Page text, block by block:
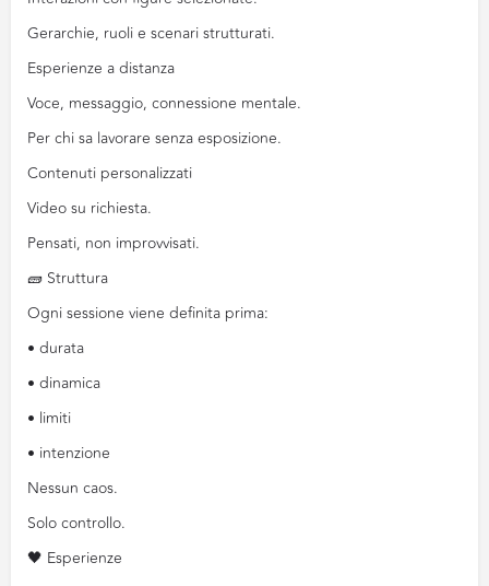
Gerarchie, ruoli e scenari strutturati.
Esperienze a distanza
Voce, messaggio, connessione mentale.
Per chi sa lavorare senza esposizione.
Contenuti personalizzati
Video su richiesta.
Pensati, non improvvisati.
🧱 Struttura
Ogni sessione viene definita prima:
• durata
• dinamica
• limiti
• intenzione
Nessun caos.
Solo controllo.
🖤 Esperienze